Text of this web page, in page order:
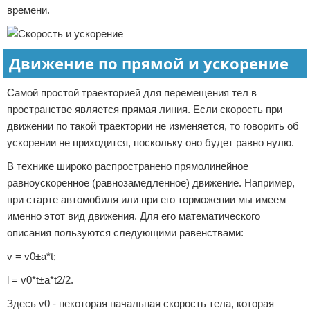
времени.
Движение по прямой и ускорение
Самой простой траекторией для перемещения тел в
пространстве является прямая линия. Если скорость при
движении по такой траектории не изменяется, то говорить об
ускорении не приходится, поскольку оно будет равно нулю.
В технике широко распространено прямолинейное
равноускоренное (равнозамедленное) движение. Например,
при старте автомобиля или при его торможении мы имеем
именно этот вид движения. Для его математического
описания пользуются следующими равенствами:
v = v0±a*t;
l = v0*t±a*t2/2.
Здесь v0 - некоторая начальная скорость тела, которая